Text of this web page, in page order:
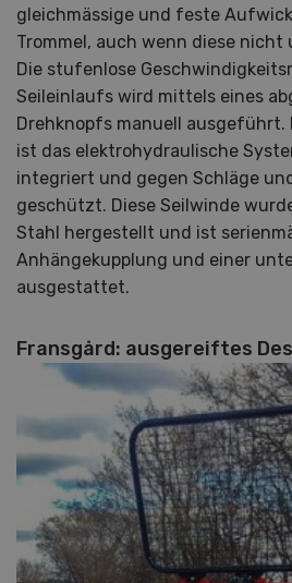
gleichmässige und feste
Trommel, auch wenn diese
Die stufenlose
Seileinlaufs wird mittels eines
Drehknopfs manuell ausgeführt.
ist das elektrohydraulische
integriert und gegen Schläge
geschützt. Diese Seilwinde
Stahl hergestellt und ist
Anhängekupplung und einer
ausgestattet.
Fransgård: ausgereiftes